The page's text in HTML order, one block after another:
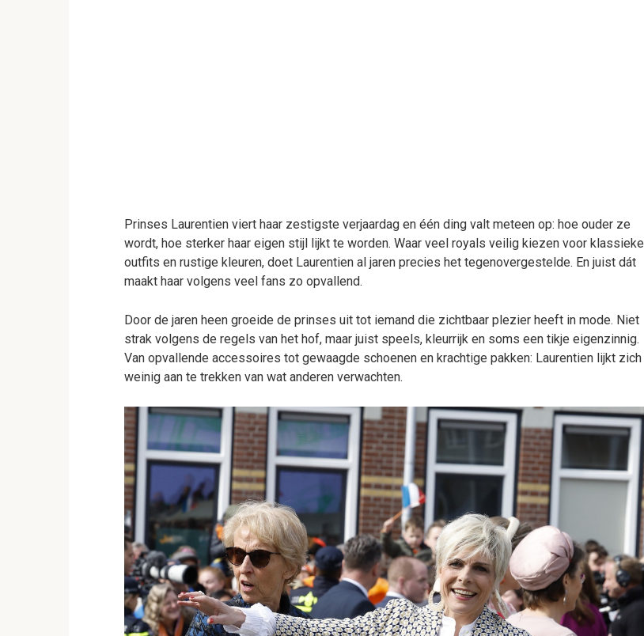
Prinses Laurentien viert haar zestigste verjaardag en één ding valt meteen op: hoe ouder ze
wordt, hoe sterker haar eigen stijl lijkt te worden. Waar veel royals veilig kiezen voor klassieke
outfits en rustige kleuren, doet Laurentien al jaren precies het tegenovergestelde. En juist dát
maakt haar volgens veel fans zo opvallend.
Door de jaren heen groeide de prinses uit tot iemand die zichtbaar plezier heeft in mode. Niet
strak volgens de regels van het hof, maar juist speels, kleurrijk en soms een tikje eigenzinnig.
Van opvallende accessoires tot gewaagde schoenen en krachtige pakken: Laurentien lijkt zich
weinig aan te trekken van wat anderen verwachten.